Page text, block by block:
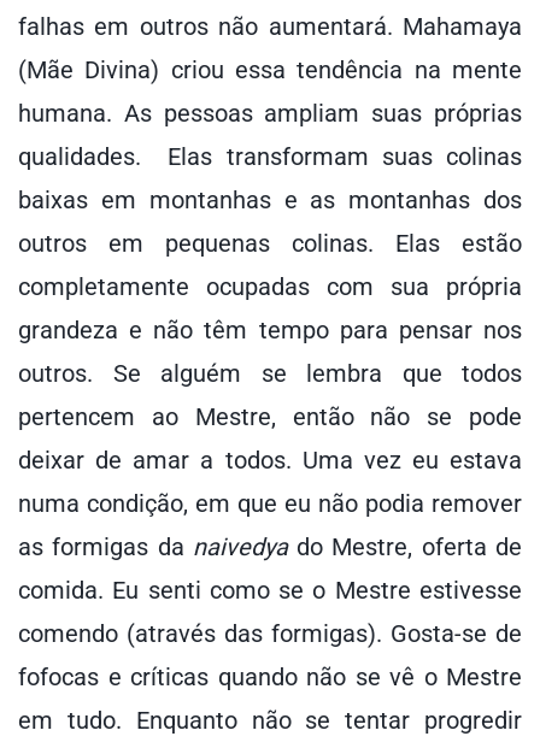
falhas em outros não aumentará. Mahamaya
(Mãe Divina) criou essa tendência na mente
humana. As pessoas ampliam suas próprias
qualidades. Elas transformam suas colinas
baixas em montanhas e as montanhas dos
outros em pequenas colinas. Elas estão
completamente ocupadas com sua própria
grandeza e não têm tempo para pensar nos
outros. Se alguém se lembra que todos
pertencem ao Mestre, então não se pode
deixar de amar a todos. Uma vez eu estava
numa condição, em que eu não podia remover
as formigas da naivedyado Mestre, oferta de
comida. Eu senti como se o Mestre estivesse
comendo (através das formigas). Gosta-se de
fofocas e críticas quando não se vê o Mestre
em tudo. Enquanto não se tentar progredir